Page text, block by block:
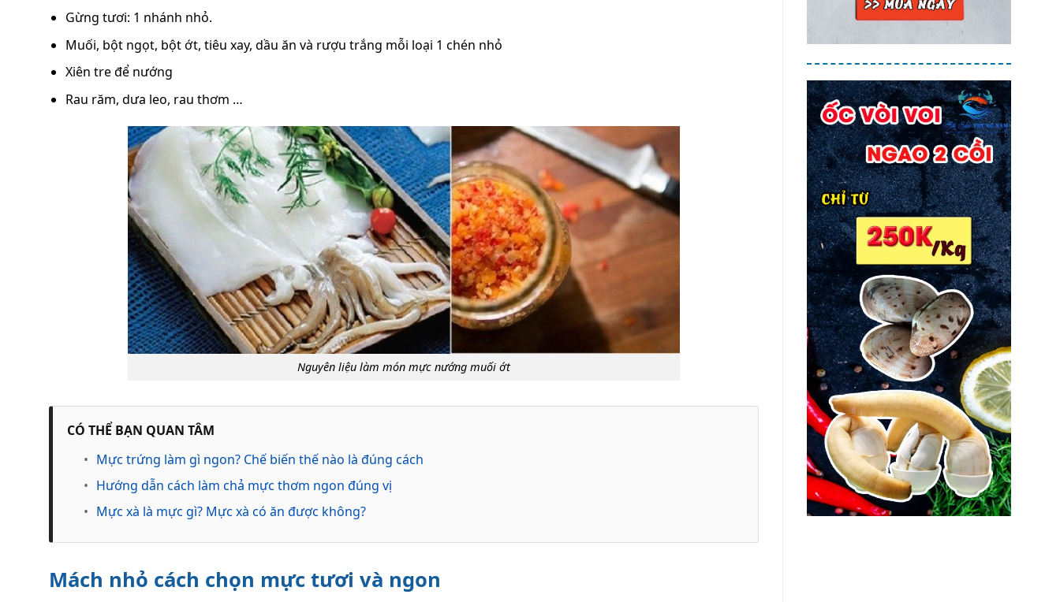
Gừng tươi: 1 nhánh nhỏ.
Muối, bột ngọt, bột ớt, tiêu xay, dầu ăn và rượu trắng mỗi loại 1 chén nhỏ
Xiên tre để nướng
Rau răm, dưa leo, rau thơm …
Nguyên liệu làm món mực nướng muối ớt
CÓ THỂ BẠN QUAN TÂM
• Mực trứng làm gì ngon? Chế biến thế nào là đúng cách
• Hướng dẫn cách làm chả mực thơm ngon đúng vị
• Mực xà là mực gì? Mực xà có ăn được không?
Mách nhỏ cách chọn mực tươi và ngon